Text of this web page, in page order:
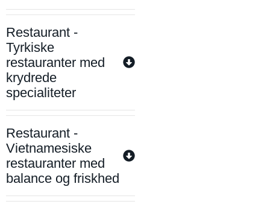
Restaurant -
Tyrkiske
restauranter med
krydrede
specialiteter
Restaurant -
Vietnamesiske
restauranter med
balance og friskhed